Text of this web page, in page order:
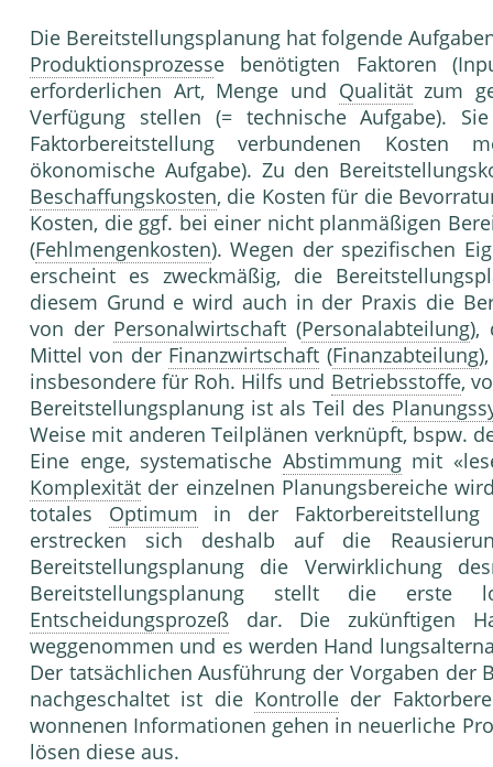
Die Bereitstellungsplanung hat folgende
Produktionsprozesse benötigten Faktoren
erforderlichen Art, Menge und Qualitätzum
Verfügung stellen (= technische Aufgabe).
Faktorbereitstellung verbundenen
ökonomische Aufgabe). Zu den
Beschaffungskosten, die Kosten für die
Kosten, die ggf. bei einer nicht planmäßigen
(Fehlmengenkosten). Wegen der spezifischen
erscheint es zweckmäßig, die
diesem Grund e wird auch in der Praxis die
von der Personalwirtschaft (Personalabteilung),
Mittel von der Finanzwirtschaft (Finanzabteilung
insbesondere für Roh. Hilfs und Betriebsstoffe,
Bereitstellungsplanung ist als Teil des
Weise mit anderen Teilplänen verknüpft, bspw.
Eine enge, systematische Abstimmungmit
Komplexität der einzelnen Planungsbereiche
totales Optimum in der Faktorbereitstellung
erstrecken sich deshalb auf die
Bereitstellungsplanung die Verwirklichung
Bereitstellungsplanung stellt die erste
Entscheidungsprozeß dar. Die zukünftigen
weggenommen und es werden Hand
Der tatsächlichen Ausführung der Vorgaben der
nachgeschaltet ist die Kontrolle der
wonnenen Informationen gehen in neuerliche
lösen diese aus.